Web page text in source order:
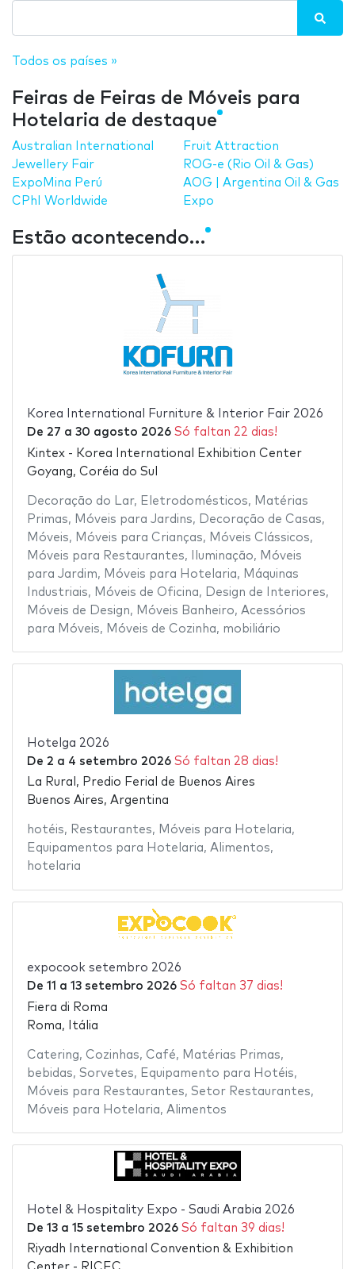
Todos os países »
Feiras de Feiras de Móveis para
Hotelaria de destaque
Australian International
Jewellery Fair
ExpoMina Perú
CPhI Worldwide
Fruit Attraction
ROG-e (Rio Oil & Gas)
AOG | Argentina Oil & Gas
Expo
Estão acontecendo…
Korea International Furniture & Interior Fair 2026
De 27 a 30 agosto 2026 Só faltan 22 dias!
Kintex - Korea International Exhibition Center
Goyang, Coréia do Sul
Decoração do Lar, Eletrodomésticos, Matérias
Primas, Móveis para Jardins, Decoração de Casas,
Móveis, Móveis para Crianças, Móveis Clássicos,
Móveis para Restaurantes, Iluminação, Móveis
para Jardim, Móveis para Hotelaria, Máquinas
Industriais, Móveis de Oficina, Design de Interiores,
Móveis de Design, Móveis Banheiro, Acessórios
para Móveis, Móveis de Cozinha, mobiliário
Hotelga 2026
De 2 a 4 setembro 2026 Só faltan 28 dias!
La Rural, Predio Ferial de Buenos Aires
Buenos Aires, Argentina
hotéis, Restaurantes, Móveis para Hotelaria,
Equipamentos para Hotelaria, Alimentos,
hotelaria
expocook setembro 2026
De 11 a 13 setembro 2026 Só faltan 37 dias!
Fiera di Roma
Roma, Itália
Catering, Cozinhas, Café, Matérias Primas,
bebidas, Sorvetes, Equipamento para Hotéis,
Móveis para Restaurantes, Setor Restaurantes,
Móveis para Hotelaria, Alimentos
Hotel & Hospitality Expo - Saudi Arabia 2026
De 13a 15 setembro 2026 Só faltan 39 dias!
Riyadh International Convention & Exhibition